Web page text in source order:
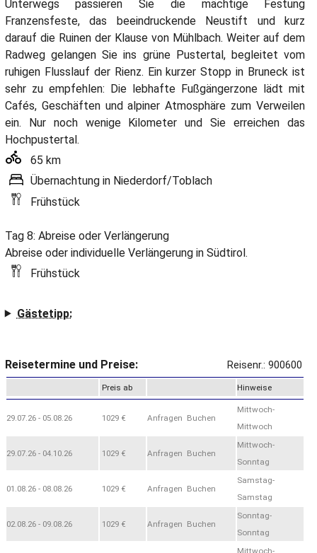
Unterwegs passieren Sie die mächtige Festung
Franzensfeste, das beeindruckende Neustift und kurz
darauf die Ruinen der Klause von Mühlbach. Weiter auf dem
Radweg gelangen Sie ins grüne Pustertal, begleitet vom
ruhigen Flusslauf der Rienz. Ein kurzer Stopp in Bruneck ist
sehr zu empfehlen: Die lebhafte Fußgängerzone lädt mit
Cafés, Geschäften und alpiner Atmosphäre zum Verweilen
ein. Nur noch wenige Kilometer und Sie erreichen das
Hochpustertal.
65 km
Übernachtung in Niederdorf/Toblach
Frühstück
Tag 8: Abreise oder Verlängerung
Abreise oder individuelle Verlängerung in Südtirol.
Frühstück
Gästetipp:
Reisetermine und Preise: Reisenr.: 900600
Preis ab Hinweise
29.07.26 - 05.08.26 1029 € Anfragen Buchen
Mittwoch-
Mittwoch
29.07.26 - 04.10.26 1029 € Anfragen Buchen
Mittwoch-
Sonntag
01.08.26 - 08.08.26 1029 € Anfragen Buchen
Samstag-
Samstag
02.08.26 - 09.08.26 1029 € Anfragen Buchen
Sonntag-
Sonntag
Mittwoch-